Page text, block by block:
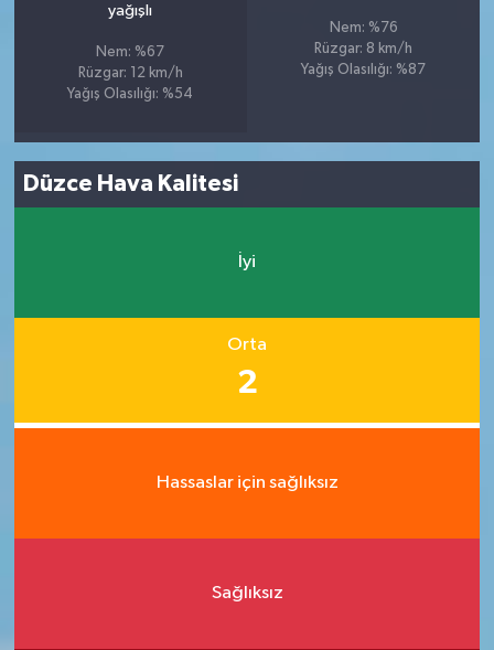
yağışlı
Nem: %67
Rüzgar: 12 km/h
Yağış Olasılığı: %54
Nem: %76
Rüzgar: 8 km/h
Yağış Olasılığı: %87
Düzce Hava Kalitesi
İyi
Orta
2
Hassaslar için sağlıksız
Sağlıksız